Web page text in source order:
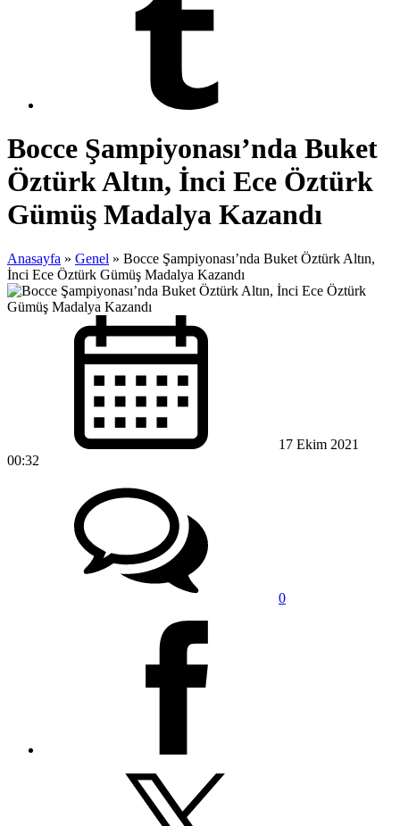
Bocce Şampiyonası’nda Buket
Öztürk Altın, İnci Ece Öztürk
Gümüş Madalya Kazandı
Anasayfa » Genel » Bocce Şampiyonası’nda Buket Öztürk Altın,
İnci Ece Öztürk Gümüş Madalya Kazandı
17 Ekim 2021
00:32
0